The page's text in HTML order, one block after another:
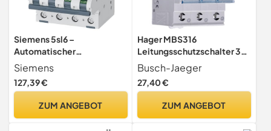
Siemens 5sl6 –
Automatischer
Leitungsschutzschalter
400 V 6 kA 4pol C 32 A
Siemens
127,39 €
ZUM ANGEBOT
Hager MBS316
Leitungsschutzschalter 3-
Polig B 16A 400V -
Sicherungsautomat
Busch-Jaeger
27,40 €
ZUM ANGEBOT